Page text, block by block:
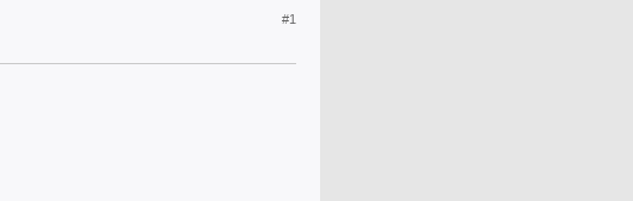
#1